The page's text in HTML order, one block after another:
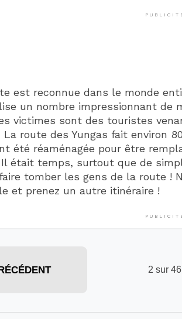
est reconnue dans le monde
un nombre impressionnant de
victimes sont des touristes
La route des Yungas fait environ
été réaménagée pour être
Il était temps, surtout que de
tomber les gens de la route !
et prenez un autre itinéraire !
2 sur 46